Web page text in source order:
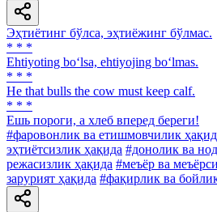
Эҳтиётинг бўлса, эҳтиёжинг бўлмас.
* * *
Ehtiyoting bo‘lsa, ehtiyojing bo‘lmas.
* * *
He that bulls the cow must keep calf.
* * *
Ешь пороги, а хлеб вперед береги!
#фаровонлик ва етишмовчилик
эҳтиётсизлик ҳақида #донолик ва
режасизлик ҳақида #меъёр ва
зарурият ҳақида #фақирлик ва